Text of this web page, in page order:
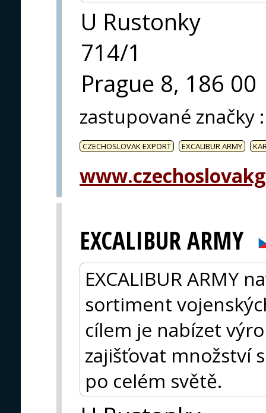
U Rustonky
714/1
Prague 8, 186 00
zastupované značky :
CZECHOSLOVAK EXPORT EXCALIBUR ARMY
EXCALIBUR ARMY
EXCALIBUR ARMY
sortiment
cílem je nabízet
zajišťovat množství
po celém světě.